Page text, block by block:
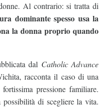
Al contrario: si tratta di
dominante spesso usa la
la donna proprio quando
dal Catholic Advance
racconta il caso di una
pressione familiare.
di scegliere la vita.